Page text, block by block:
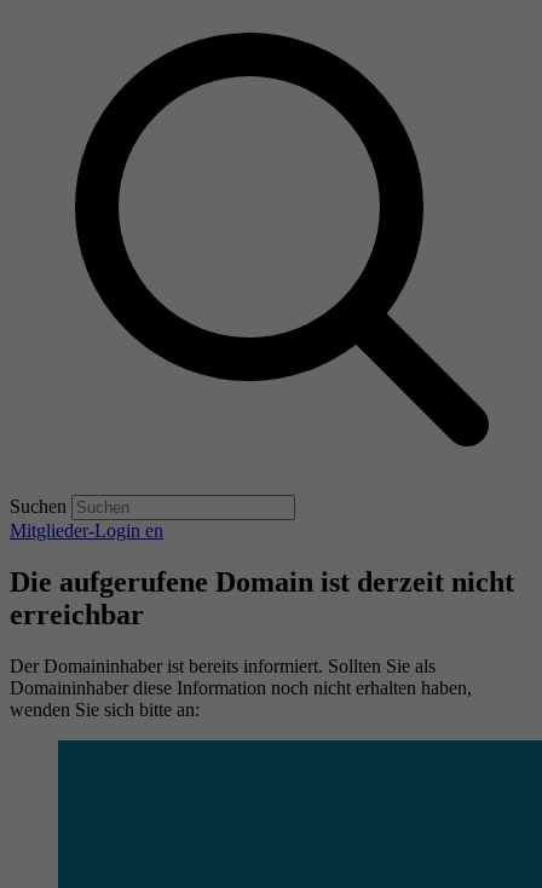
Suchen
Mitglieder-Login en
Die aufgerufene Domain ist derzeit nicht
erreichbar
Der Domaininhaber ist bereits informiert. Sollten Sie als
Domaininhaber diese Information noch nicht erhalten haben,
wenden Sie sich bitte an: